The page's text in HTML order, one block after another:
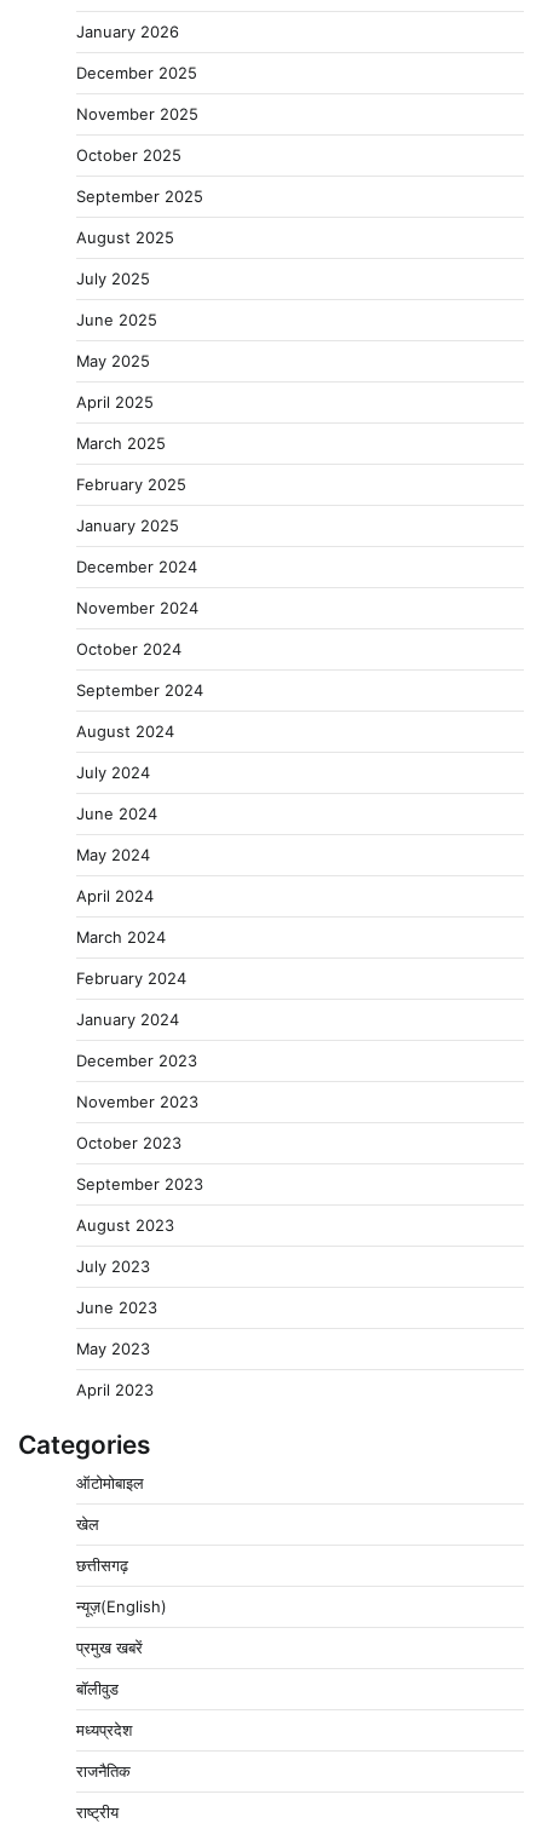
January 2026
December 2025
November 2025
October 2025
September 2025
August 2025
July 2025
June 2025
May 2025
April 2025
March 2025
February 2025
January 2025
December 2024
November 2024
October 2024
September 2024
August 2024
July 2024
June 2024
May 2024
April 2024
March 2024
February 2024
January 2024
December 2023
November 2023
October 2023
September 2023
August 2023
July 2023
June 2023
May 2023
April 2023
Categories
ऑटोमोबाइल
खेल
छत्तीसगढ़
न्यूज़(English)
प्रमुख खबरें
बॉलीवुड
मध्यप्रदेश
राजनैतिक
राष्ट्रीय